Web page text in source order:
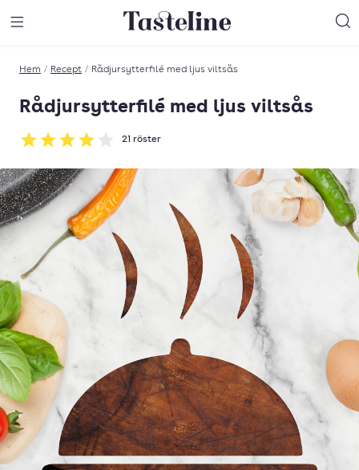
Till Tastelines startsida
Hem / Recept / Rådjursytterfilé med ljus viltsås
Rådjursytterfilé med ljus viltsås
Betyg: 4 av 5
21 röster